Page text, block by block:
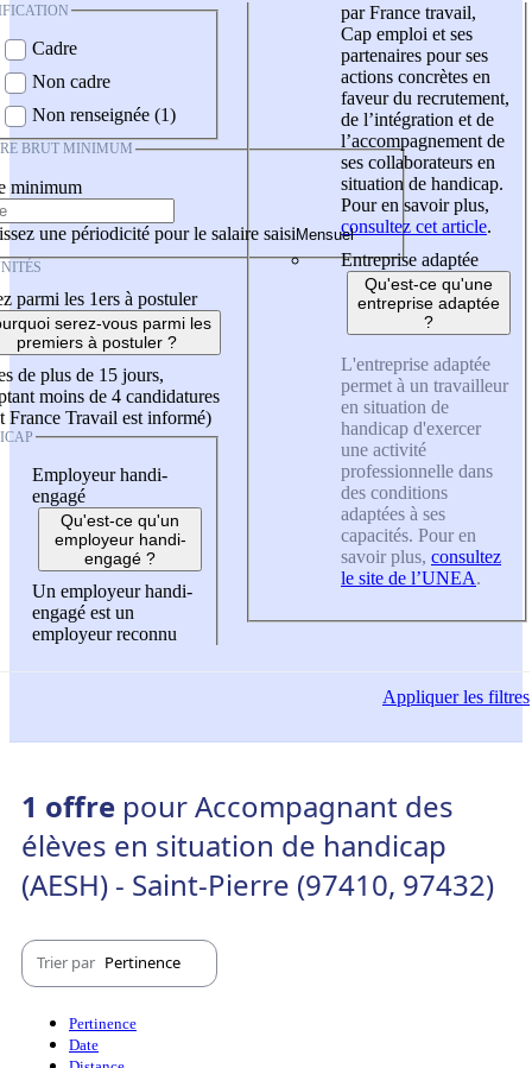
Cadre
Non cadre
Non renseignée (1)
BRUT MINIMUM
minimum
une périodicité pour le salaire saisi
parmi les 1ers à postuler
serez-vous parmi les
premiers à postuler ?
de plus de 15 jours,
moins de 4 candidatures
France Travail est informé)
Employeur handi-
engagé
Qu'est-ce qu'un
employeur handi-
engagé ?
Un employeur handi-
engagé est un
employeur reconnu
par France travail,
Cap emploi et ses
partenaires pour ses
actions concrètes en
faveur du recrutement,
de l’intégration et de
l’accompagnement de
ses collaborateurs en
situation de handicap.
Pour en savoir plus,
consultez cet article.
Entreprise adaptée
Qu'est-ce qu'une
entreprise adaptée
?
L'entreprise adaptée
permet à un travailleur
en situation de
handicap d'exercer
une activité
professionnelle dans
des conditions
adaptées à ses
capacités. Pour en
savoir plus, consultez
le site de l’UNEA.
Appliquerles filtres
1 offre pour Accompagnant des
élèves en situation de handicap
(AESH) - Saint-Pierre (97410, 97432)
Trier par Pertinence
Pertinence
Date